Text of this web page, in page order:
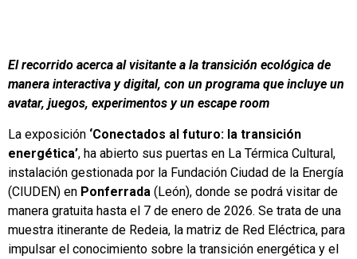
El recorrido acerca al visitante a la transición ecológica de
manera interactiva y digital, con un programa que incluye un
avatar, juegos, experimentos y un escape room
La exposición ‘Conectados al futuro: la transición
energética’, ha abierto sus puertas en La Térmica Cultural,
instalación gestionada por la Fundación Ciudad de la Energía
(CIUDEN) en Ponferrada (León), donde se podrá visitar de
manera gratuita hasta el 7 de enero de 2026. Se trata de una
muestra itinerante de Redeia, la matriz de Red Eléctrica, para
impulsar el conocimiento sobre la transición energética y el